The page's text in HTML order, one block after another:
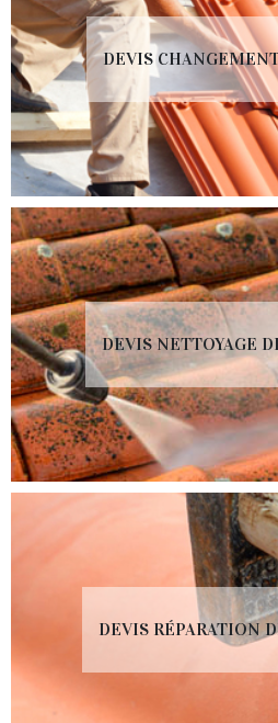
DEVIS
DEVIS NETTOYAGE
DEVIS RÉPARATION